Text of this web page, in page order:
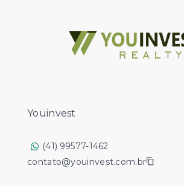
Youinvest
(41) 99577-1462
contato@youinvest.com.br